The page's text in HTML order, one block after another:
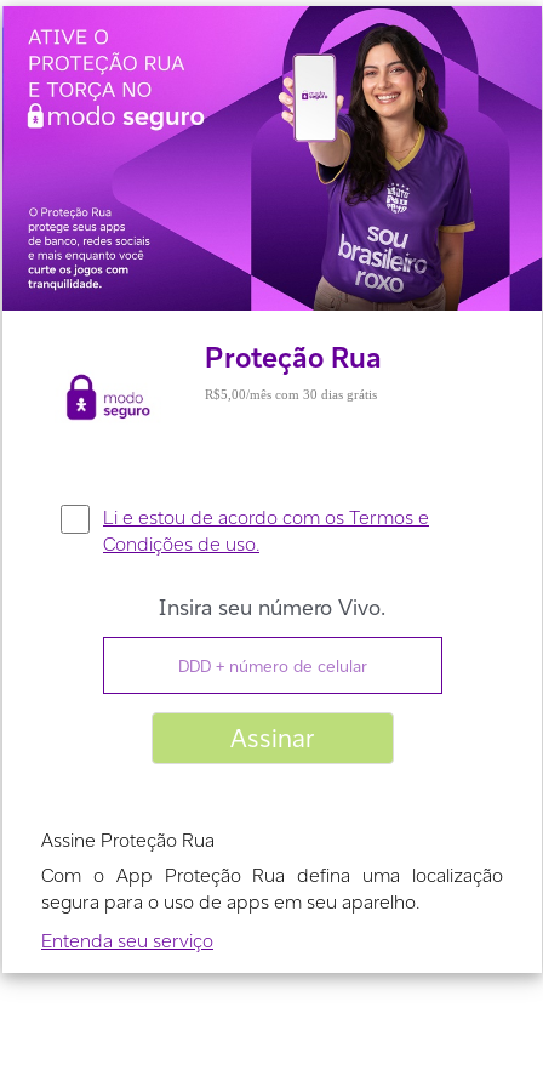
Proteção Rua
R$5,00 com 30 dias grátis
Assine Proteção Rua
Com o App Proteção Rua defina uma localização
segura para o uso de apps em seu aparelho.